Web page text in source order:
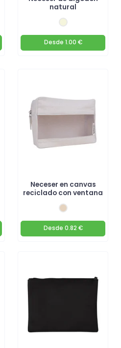
natural
Desde 1.00 €
Neceser en canvas
reciclado con ventana
Desde 0.82 €